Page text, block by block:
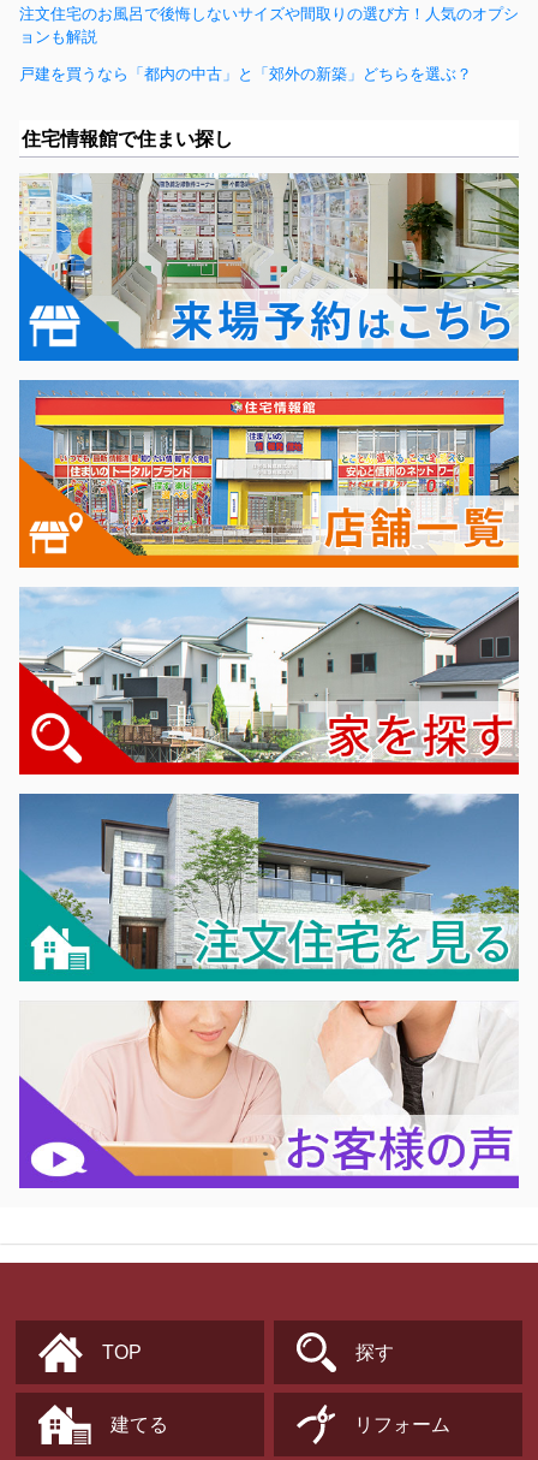
注文住宅のお風呂で後悔しないサイズや間取りの選び方！人気のオプシ
ョンも解説
戸建を買うなら「都内の中古」と「郊外の新築」どちらを選ぶ？
住宅情報館で住まい探し
TOP 探す
建てる リフォーム